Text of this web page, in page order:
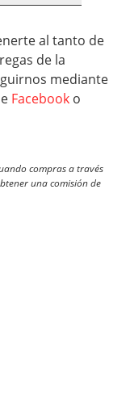
al tanto de
de la
mediante
Facebook o
compras a través
una comisión de